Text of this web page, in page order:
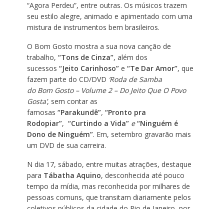
“Agora Perdeu”, entre outras. Os músicos trazem
seu estilo alegre, animado e apimentado com uma
mistura de instrumentos bem brasileiros.
O Bom Gosto mostra a sua nova canção de
trabalho, “Tons de Cinza”, além dos
sucessos “Jeito Carinhoso” e “Te Dar Amor”, que
fazem parte do CD/DVD ‘Roda de Samba
do Bom Gosto – Volume 2 – Do Jeito Que O Povo
Gosta’, sem contar as
famosas “Parakundê”, “Pronto pra
Rodopiar”, “Curtindo a Vida”e“Ninguém é
Dono de Ninguém”. Em, setembro gravarão mais
um DVD de sua carreira.
N dia 17, sábado, entre muitas atrações, destaque
para Tábatha Aquino, desconhecida até pouco
tempo da mídia, mas reconhecida por milhares de
pessoas comuns, que transitam diariamente pelos